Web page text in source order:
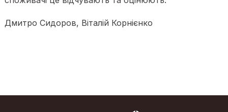
Дмитро Сидоров, Віталій Корнієнко